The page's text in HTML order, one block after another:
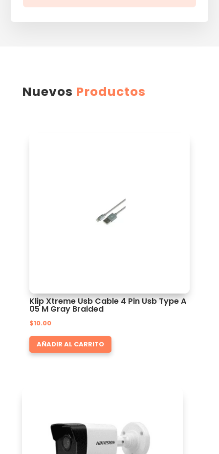
Nuevos Productos
Klip Xtreme Usb Cable 4 Pin Usb Type A
05 M Gray Braided
$10.00
AÑADIR AL CARRITO